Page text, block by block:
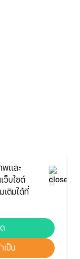
พและ
ว็บไซต์
เติมได้ที่
เป็น